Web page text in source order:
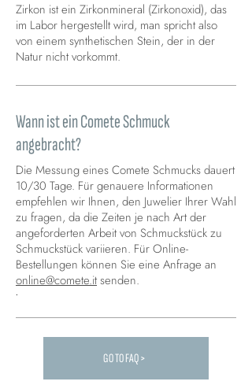
Zirkon ist ein Zirkonmineral (Zirkonoxid), das
im Labor hergestellt wird, man spricht also
von einem synthetischen Stein, der in der
Natur nicht vorkommt.
Wann ist ein Comete Schmuck
angebracht?
Die Messung eines Comete Schmucks dauert
10/30 Tage. Für genauere Informationen
empfehlen wir Ihnen, den Juwelier Ihrer Wahl
zu fragen, da die Zeiten je nach Art der
angeforderten Arbeit von Schmuckstück zu
Schmuckstück variieren. Für Online-
Bestellungen können Sie eine Anfrage an
online@comete.itsenden.
Carica altre FAQ...
GO TO FAQ >